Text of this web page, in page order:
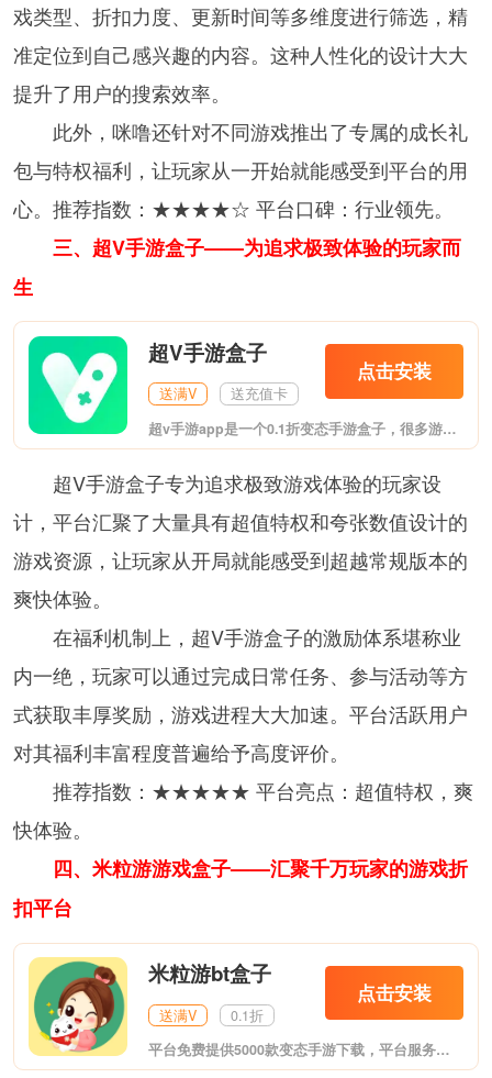
戏类型、折扣力度、更新时间等多维度进行筛选，精
准定位到自己感兴趣的内容。这种人性化的设计大大
提升了用户的搜索效率。
此外，咪噜还针对不同游戏推出了专属的成长礼
包与特权福利，让玩家从一开始就能感受到平台的用
心。推荐指数：★★★★☆ 平台口碑：行业领先。
三、超V手游盒子——为追求极致体验的玩家而
生
超V手游盒子
送满V 送充值卡
点击安装
超v手游app是一个0.1折变态手游盒子，很多游戏都可以在其中找到BT版本，充值10000元仅需1元，众多开服福利，进入游戏就可以获得大量奖励，有兴趣的玩家欢迎体验。
超V手游盒子专为追求极致游戏体验的玩家设
计，平台汇聚了大量具有超值特权和夸张数值设计的
游戏资源，让玩家从开局就能感受到超越常规版本的
爽快体验。
在福利机制上，超V手游盒子的激励体系堪称业
内一绝，玩家可以通过完成日常任务、参与活动等方
式获取丰厚奖励，游戏进程大大加速。平台活跃用户
对其福利丰富程度普遍给予高度评价。
推荐指数：★★★★★ 平台亮点：超值特权，爽
快体验。
四、米粒游游戏盒子——汇聚千万玩家的游戏折
扣平台
米粒游bt盒子
送满V 0.1折
点击安装
平台免费提供5000款变态手游下载，平台服务有：GM权限、免费转游，账号交易，免费加速器，充值送返利